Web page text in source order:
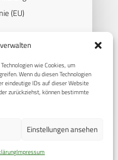
wie Cookies, um
Wenn du diesen Technologien
eindeutige IDs auf dieser Website
zurückziehst, können bestimmte
Einstellungen ansehen
Impressum
(EU)